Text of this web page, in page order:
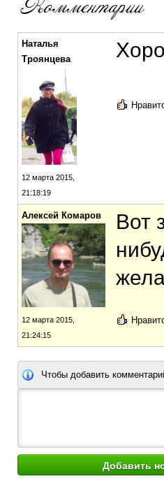
Наталья
Троянцева
12 марта 2015,
21:18:19
Алексей Комаров
12 марта 2015,
21:24:15
Вот
Чтобы добавить